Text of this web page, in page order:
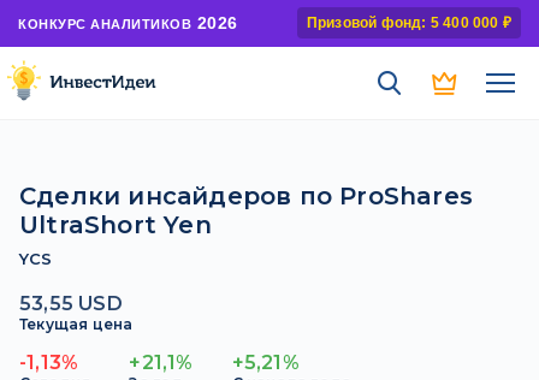
КОНКУРС АНАЛИТИКОВ 2026 Призовой фонд: 5 400 000 ₽
Сделки инсайдеров по ProShares
UltraShort Yen
YCS
53,55 USD
Текущая цена
-1,13% +21,1% +5,21%